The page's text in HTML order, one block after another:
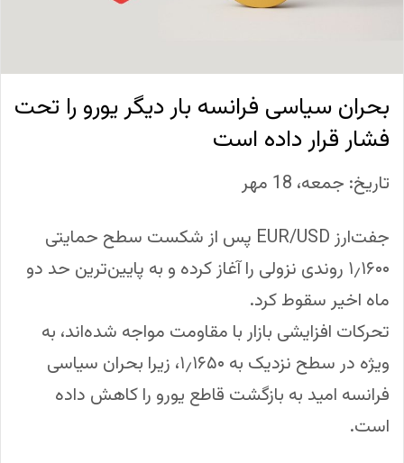
بحران سیاسی فرانسه بار دیگر یورو را تحت
فشار قرار داده است
تاریخ: جمعه، 18 مهر
جفت‌ارز EUR/USD پس از شکست سطح حمایتی
۱٫۱۶۰۰ روندی نزولی را آغاز کرده و به پایین‌ترین حد دو
ماه اخیر سقوط کرد.
تحرکات افزایشی بازار با مقاومت مواجه شده‌اند، به
ویژه در سطح نزدیک به ۱٫۱۶۵۰، زیرا بحران سیاسی
فرانسه امید به بازگشت قاطع یورو را کاهش داده
است.